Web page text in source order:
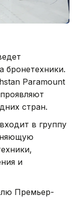
бронетехники.
Paramount
стран.
в группу
и
Премьер-